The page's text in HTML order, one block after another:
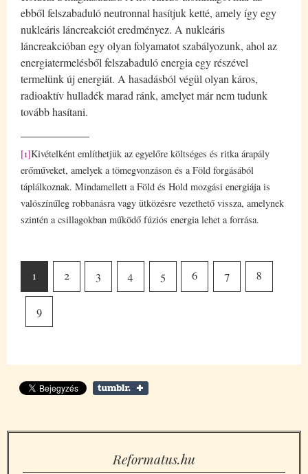
ebből felszabaduló neutronnal hasítjuk ketté, amely így egy
nukleáris láncreakciót eredményez. A nukleáris
láncreakcióban egy olyan folyamatot szabályozunk, ahol az
energiatermelésből felszabaduló energia egy részével
termelünk új energiát. A hasadásból végül olyan káros,
radioaktív hulladék marad ránk, amelyet már nem tudunk
tovább hasítani.
[1]Kivételként említhetjük az egyelőre költséges és ritka árapály
erőműveket, amelyek a tömegvonzáson és a Föld forgásából
táplálkoznak. Mindamellett a Föld és Hold mozgási energiája is
valószínűleg robbanásra vagy ütközésre vezethető vissza, amelynek
szintén a csillagokban működő fúziós energia lehet a forrása.
1 2 3 4 5 6 7 8
9
Reformatus.hu